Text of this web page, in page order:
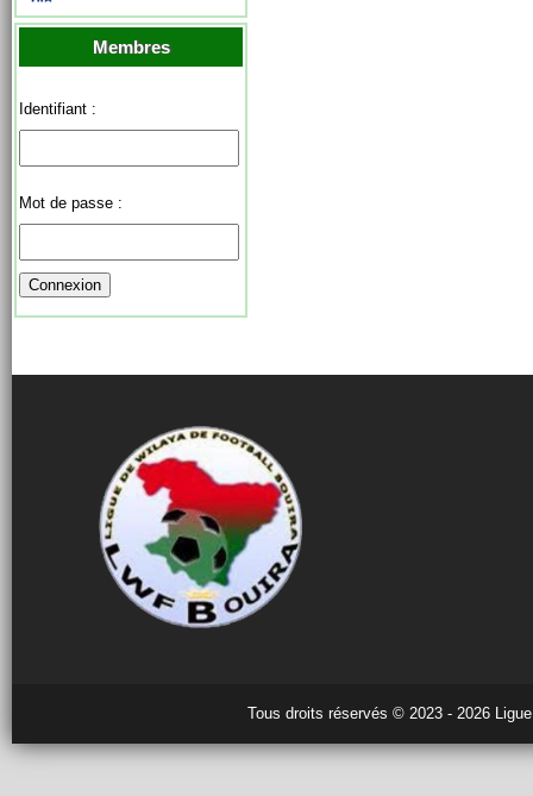
Membres
Identifiant :
Mot de passe :
Tous droits réservés © 2023 - 2026